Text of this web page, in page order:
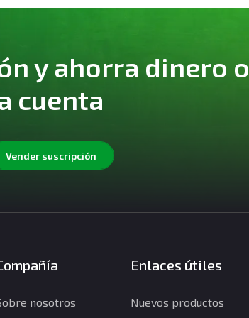
y ahorra dinero o
cuenta
Vender suscripción
nosotros
Enlaces útiles
Nuevos productos